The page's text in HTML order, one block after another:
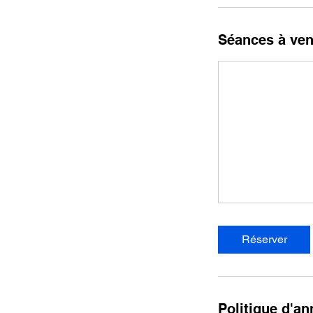
Séances à
Réserver
Politique